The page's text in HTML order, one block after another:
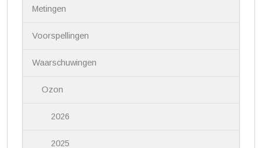
Metingen
Voorspellingen
Waarschuwingen
Ozon
2026
2025